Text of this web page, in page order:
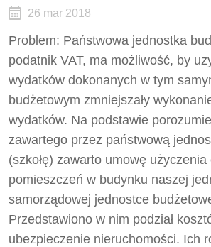
26 mar 2018
Problem: Państwowa jednostka
podatnik VAT, ma możliwość, by
wydatków dokonanych w tym
budżetowym zmniejszały
wydatków. Na podstawie
zawartego przez państwową
(szkołę) zawarto umowę użyczenia
pomieszczeń w budynku naszej
samorządowej jednostce
Przedstawiono w nim podział
ubezpieczenie nieruchomości. Ich